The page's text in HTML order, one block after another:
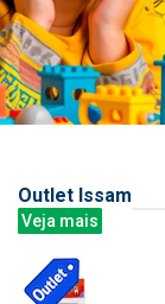
Outlet Issam
Veja mais